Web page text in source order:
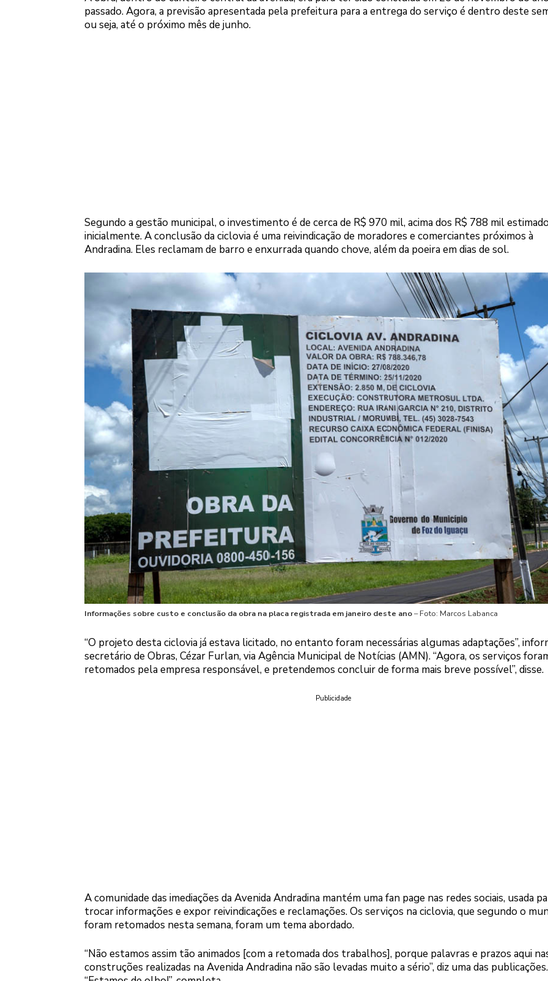
passado. Agora, a previsão apresentada pela prefeitura para a entrega do serviço é dentro deste
ou seja, até o próximo mês de junho.
Segundo a gestão municipal, o investimento é de cerca de R$ 970 mil, acima dos R$ 788 mil
inicialmente. A conclusão da ciclovia é uma reivindicação de moradores e comerciantes próximos à
Andradina. Eles reclamam de barro e enxurrada quando chove, além da poeira em dias de sol.
Informações sobre custo e conclusão da obra na placa registrada em janeiro deste ano– Foto: Marcos Labanca
“O projeto desta ciclovia já estava licitado, no entanto foram necessárias algumas adaptações”,
secretário de Obras, Cézar Furlan, via Agência Municipal de Notícias (AMN). “Agora, os serviços
retomados pela empresa responsável, e pretendemos concluir de forma mais breve possível”, disse.
Publicidade
A comunidade das imediações da Avenida Andradina mantém uma fan page nas redes sociais, usada
trocar informações e expor reivindicações e reclamações. Os serviços na ciclovia, que segundo o
foram retomados nesta semana, foram um tema abordado.
“Não estamos assim tão animados [com a retomada dos trabalhos], porque palavras e prazos aqui
construções realizadas na Avenida Andradina não são levadas muito a sério”, diz uma das publicações.